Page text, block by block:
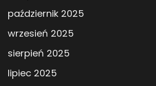
październik 2025
wrzesień 2025
sierpień 2025
lipiec 2025